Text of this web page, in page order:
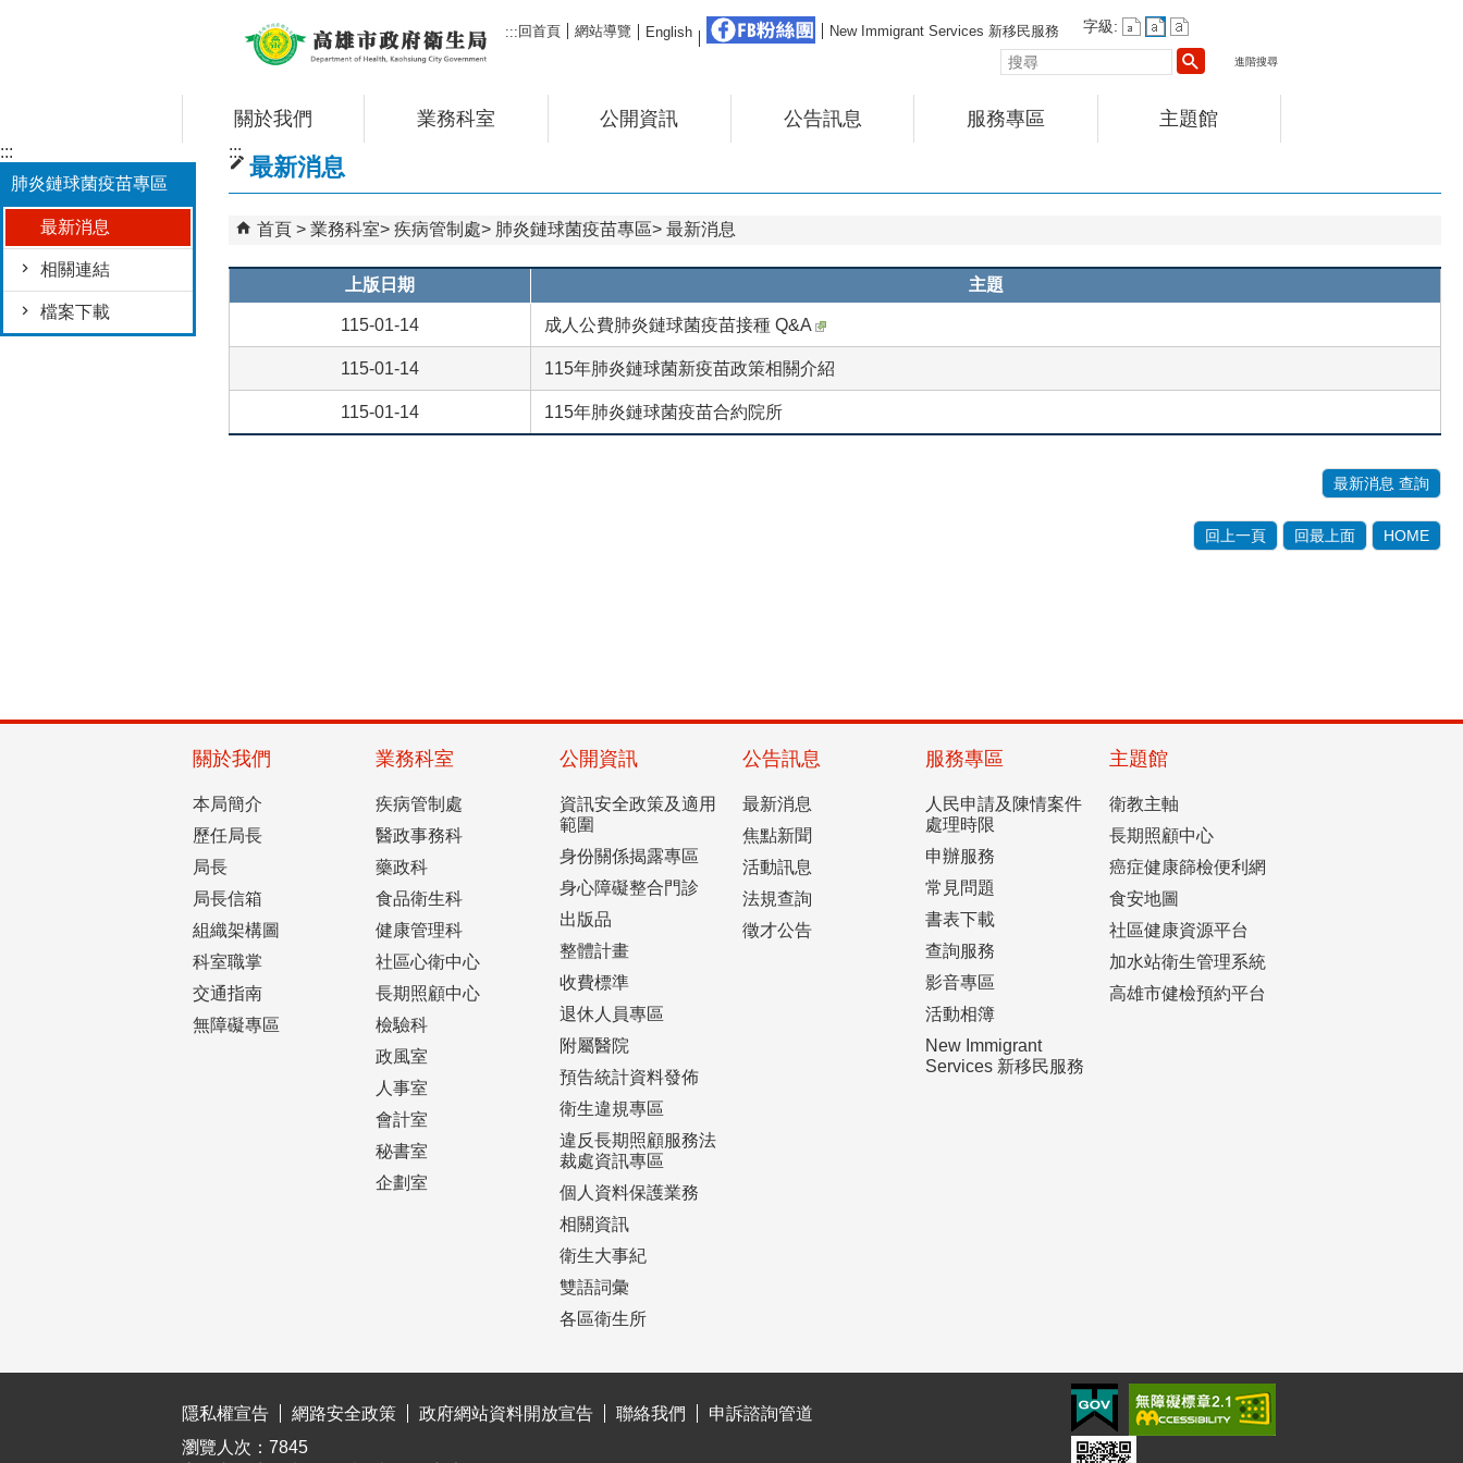
:::回首頁 網站導覽 English FB粉絲團
New Immigrant Services 新移民服務
字級:
尋
進階搜尋
關於我們 業務科室 公開資訊 公告訊息 服務專區 主題館
:::
肺炎鏈球菌疫苗專區
最新消息
相關連結
檔案下載
:::
最新消息
首頁 業務科室 疾病管制處 肺炎鏈球菌疫苗專區 最新消息
上版日期 主題
115-01-14 成人公費肺炎鏈球菌疫苗接種 Q&A
115-01-14 115年肺炎鏈球菌新疫苗政策相關介紹
115-01-14 115年肺炎鏈球菌疫苗合約院所
最新消息 查詢
回上一頁 回最上面 HOME
關於我們
本局簡介
歷任局長
局長
局長信箱
組織架構圖
科室職掌
交通指南
無障礙專區
業務科室
疾病管制處
醫政事務科
藥政科
食品衛生科
健康管理科
社區心衛中心
長期照顧中心
檢驗科
政風室
人事室
會計室
秘書室
企劃室
公開資訊
資訊安全政策及適用
範圍
身份關係揭露專區
身心障礙整合門診
出版品
整體計畫
收費標準
退休人員專區
附屬醫院
預告統計資料發佈
衛生違規專區
違反長期照顧服務法
裁處資訊專區
個人資料保護業務
相關資訊
衛生大事紀
雙語詞彙
各區衛生所
公告訊息
最新消息
焦點新聞
活動訊息
法規查詢
徵才公告
服務專區
人民申請及陳情案件
處理時限
申辦服務
常見問題
書表下載
查詢服務
影音專區
活動相簿
New Immigrant
Services 新移民服務
主題館
衛教主軸
長期照顧中心
癌症健康篩檢便利網
食安地圖
社區健康資源平台
加水站衛生管理系統
高雄市健檢預約平台
隱私權宣告
網路安全政策 政府網站資料開放宣告 聯絡我們
申訴諮詢管道
瀏覽人次： 7845